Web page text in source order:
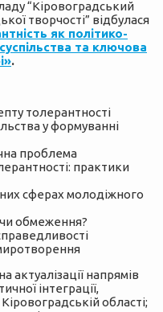
“Кіровоградський
творчості” відбулася
як політико-
та ключова
.
толерантності
у формуванні
проблема
практики
сферах молодіжного
обмеження?
актуалізації напрямів
інтеграції,
області;